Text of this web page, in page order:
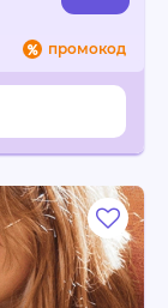
промокод